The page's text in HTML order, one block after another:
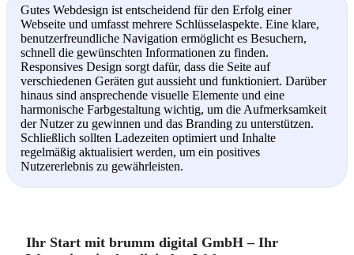
Gutes Webdesign ist entscheidend für den Erfolg einer
Webseite und umfasst mehrere Schlüsselaspekte. Eine klare,
benutzerfreundliche Navigation ermöglicht es Besuchern,
schnell die gewünschten Informationen zu finden.
Responsives Design sorgt dafür, dass die Seite auf
verschiedenen Geräten gut aussieht und funktioniert. Darüber
hinaus sind ansprechende visuelle Elemente und eine
harmonische Farbgestaltung wichtig, um die Aufmerksamkeit
der Nutzer zu gewinnen und das Branding zu unterstützen.
Schließlich sollten Ladezeiten optimiert und Inhalte
regelmäßig aktualisiert werden, um ein positives
Nutzererlebnis zu gewährleisten.
Ihr Start mit brumm digital GmbH – Ihr